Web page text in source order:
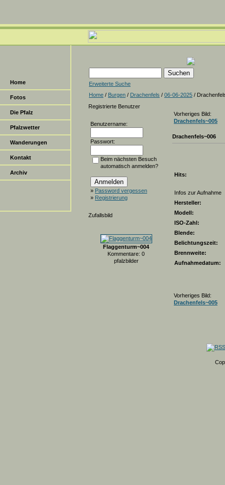
Home
Fotos
Die Pfalz
Pfalzwetter
Wanderungen
Kontakt
Archiv
Erweiterte Suche
Home / Burgen / Drachenfels / 06-06-2025 /
Registrierte Benutzer
Benutzername:
Passwort:
Beim nächsten Besuch
automatisch anmelden?
» Password vergessen
» Registrierung
Zufallsbild
Flaggenturm~004
Kommentare: 0
pfalzbilder
Vorheriges Bild:
Drachenfels~005
Drachenfels~006
Hits:
Infos zur Aufnahme
Hersteller:
Modell:
ISO-Zahl:
Blende:
Belichtungszeit:
Brennweite:
Aufnahmedatum:
Vorheriges Bild:
Drachenfels~005